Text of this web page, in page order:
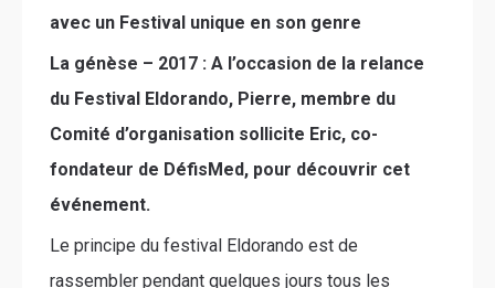
avec un Festival unique en son genre
La génèse – 2017 : A l’occasion de la relance
du Festival Eldorando, Pierre, membre du
Comité d’organisation sollicite Eric, co-
fondateur de DéfisMed, pour découvrir cet
événement.
Le principe du festival Eldorando est de
rassembler pendant quelques jours tous les